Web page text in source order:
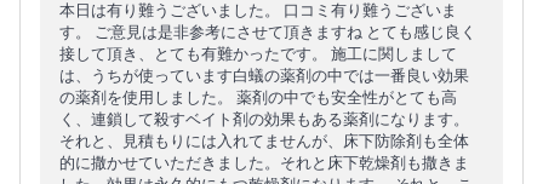
本日は有り難うございました。 口コミ有り難うございま
す。 ご意見は是非参考にさせて頂きますね とても感じ良く
接して頂き、とても有難かったです。 施工に関しまして
は、うちが使っています白蟻の薬剤の中では一番良い効果
の薬剤を使用しました。 薬剤の中でも安全性がとても高
く、連鎖して殺すベイト剤の効果もある薬剤になります。
それと、見積もりには入れてませんが、床下防除剤も全体
的に撒かせていただきました。それと床下乾燥剤も撒きま